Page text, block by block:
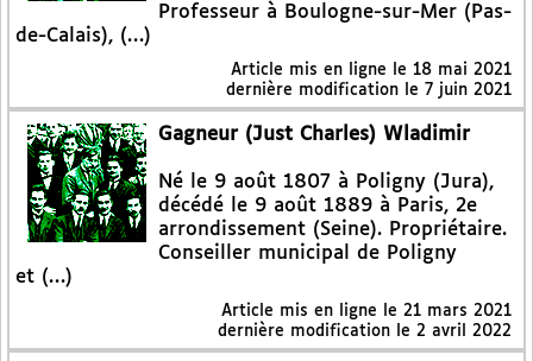
Professeur à Boulogne-sur-Mer (Pas-
de-Calais), (…)
Article mis en ligne le 18 mai 2021
dernière modification le 7 juin 2021
Gagneur (Just Charles) Wladimir
Né le 9 août 1807 à Poligny (Jura),
décédé le 9 août 1889 à Paris, 2e
arrondissement (Seine). Propriétaire.
Conseiller municipal de Poligny
et (…)
Article mis en ligne le 21 mars 2021
dernière modification le 2 avril 2022